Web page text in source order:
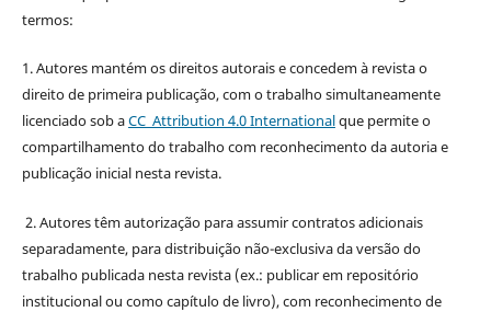
termos:
1. Autores mantém os direitos autorais e concedem à revista o
direito de primeira publicação, com o trabalho simultaneamente
licenciado sob aCC Attribution 4.0 Internationalque permite o
compartilhamento do trabalho com reconhecimento da autoria e
publicação inicial nesta revista.
2. Autores têm autorização para assumir contratos adicionais
separadamente, para distribuição não-exclusiva da versão do
trabalho publicada nesta revista (ex.: publicar em repositório
institucional ou como capítulo de livro), com reconhecimento de